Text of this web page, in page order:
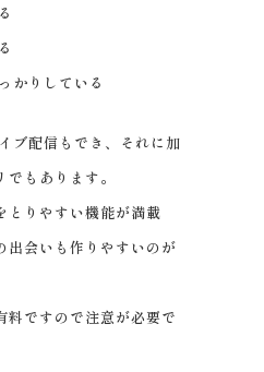
かりしている
ブ配信もでき、それに加
もあります。
とりやすい機能が満載
出会いも作りやすいのが
料ですので注意が必要で